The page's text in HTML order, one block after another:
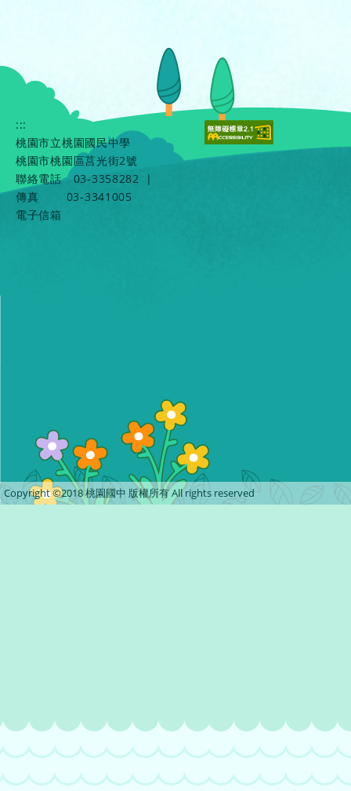
:::
桃園市立桃園國民中學
桃園市桃園區莒光街2號
聯絡電話
03-3358282
|
傳真
03-3341005
電子信箱
Copyright ©2018 桃園國中 版權所有 All rights reserved